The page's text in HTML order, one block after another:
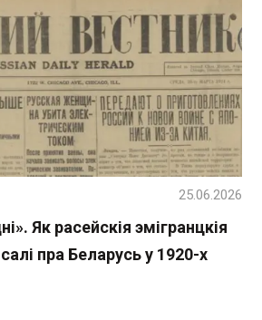
Як расейскія эмігранцкія
пра Беларусь у 1920-х
25.06.2026